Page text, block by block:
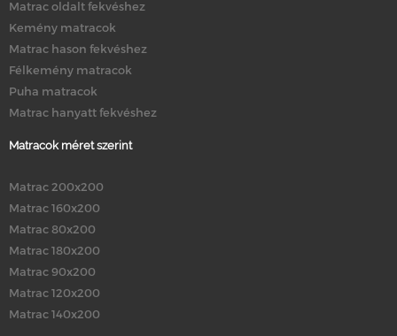
Matrac oldalt fekvéshez
Kemény matracok
Matrac hason fekvéshez
Félkemény matracok
Puha matracok
Matrac hanyatt fekvéshez
Matracok méret szerint
Matrac 200x200
Matrac 160x200
Matrac 80x200
Matrac 180x200
Matrac 90x200
Matrac 120x200
Matrac 140x200